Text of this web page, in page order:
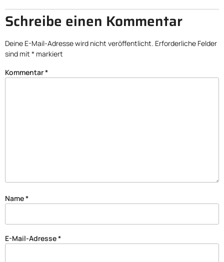
Schreibe einen Kommentar
Deine E-Mail-Adresse wird nicht veröffentlicht. Erforderliche Felder
sind mit * markiert
Kommentar*
Name*
E-Mail-Adresse*